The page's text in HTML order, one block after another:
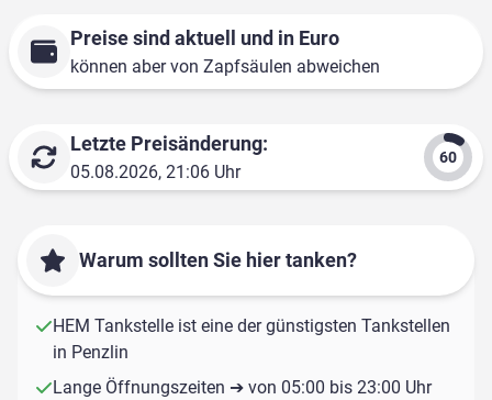
Preise sind aktuell und in Euro
können aber von Zapfsäulen abweichen
Letzte Preisänderung:
05.08.2026, 21:06 Uhr
Warum sollten Sie hier tanken?
HEM Tankstelle ist eine der günstigsten Tankstellen
in Penzlin
Lange Öffnungszeiten ➔ von 05:00 bis 23:00 Uhr